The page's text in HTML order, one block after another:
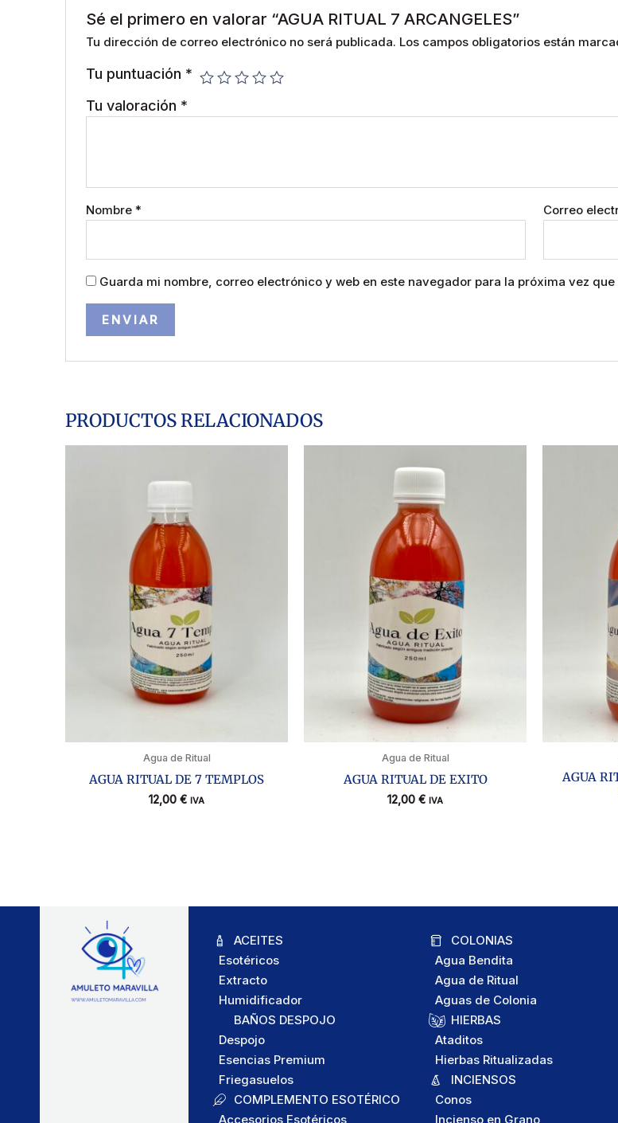
Sé el primero en valorar “AGUA RITUAL 7 ARCANGELES”
Tu dirección de correo electrónico no será publicada. Los campos obligatorios están
Tu puntuación *
Tu valoración *
Nombre* Correo
Guarda mi nombre, correo electrónico y web en este navegador para la próxima vez que
PRODUCTOS RELACIONADOS
Agua de Ritual
AGUA RITUAL DE 7 TEMPLOS
12,00 € IVA
Agua de Ritual
AGUA RITUAL DE EXITO
12,00 € IVA
AGUA
ACEITES
Esotéricos
Extracto
Humidificador
BAÑOS DESPOJO
Despojo
Esencias Premium
Friegasuelos
COMPLEMENTO ESOTÉRICO
Accesorios Esotéricos
COLONIAS
Agua Bendita
Agua de Ritual
Aguas de Colonia
HIERBAS
Ataditos
Hierbas Ritualizadas
INCIENSOS
Conos
Incienso en Grano